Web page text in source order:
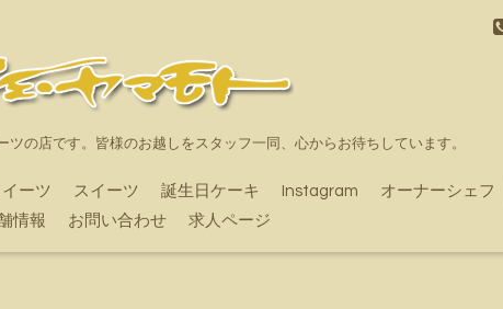
の店です。皆様のお越しをスタッフ一同、心からお待ちしています。
ーツ スイーツ 誕生日ケーキ Instagram オーナーシェフ
情報
お問い合わせ 求人ページ